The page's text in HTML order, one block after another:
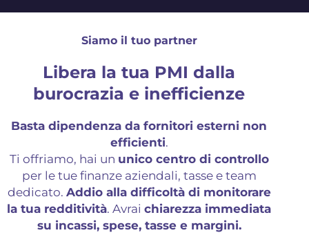
Siamo il tuo partner
Libera la tua PMI dalla
burocrazia e inefficienze
Basta dipendenza da fornitori esterni non
efficienti.
Ti offriamo, hai un unico centro di controllo
per le tue finanze aziendali, tasse e team
dedicato. Addio alla difficoltà di monitorare
la tua redditività. Avraichiarezza immediata
su incassi, spese, tasse e margini.